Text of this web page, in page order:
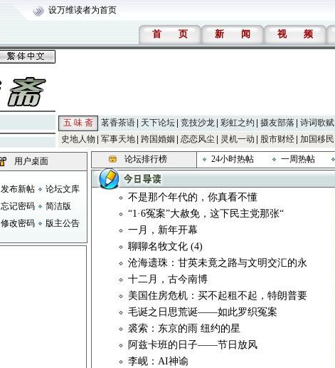
设万维读者为首页
首 页 新 闻 视 频
五 味 斋 茗香茶语 天下论坛 竞技沙龙 彩虹之约 摄友部落 诗词歌赋
史地人物
军事天地 跨国婚姻 恋恋风尘 灵机一动 股市财经 加国移民
用户桌面
发布新帖
论坛文库
忘记密码
简洁版
修改密码
版主公告
论坛排行榜 24小时热帖 一周热帖
不是那个年代的，你真看不懂
“1·6冤案”大赦免，这下民主党那张“
一月，新年开幕
聊聊名牧文化 (4)
沧海遗珠：甘英未竟之路与文明交汇的永
十二月，古今南博
美国住房危机：买不起租不起，特朗普要
毛诞之日思荒诞——如此罗织冤案
裘索：东京的雨 纽约的星
阿兹卡班的日子——节日放风
李岘：AI神谕